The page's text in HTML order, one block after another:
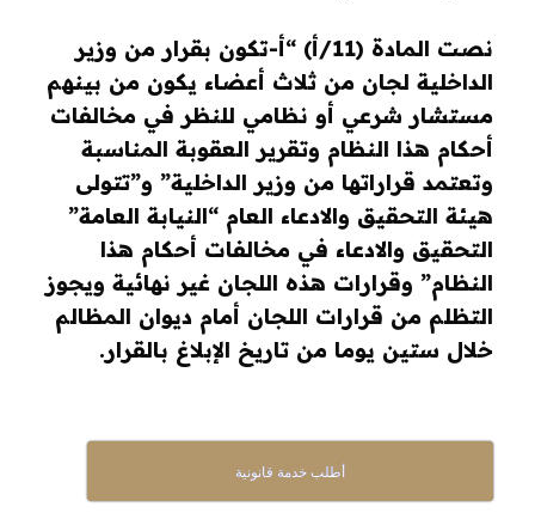
نصت المادة (11/أ) “أ-تكون بقرار من وزير
الداخلية لجان من ثلاث أعضاء يكون من بينهم
مستشار شرعي أو نظامي للنظر في مخالفات
أحكام هذا النظام وتقرير العقوبة المناسبة
وتعتمد قراراتها من وزير الداخلية” و”تتولى
هيئة التحقيق والادعاء العام “النيابة العامة”
التحقيق والادعاء في مخالفات أحكام هذا
النظام” وقرارات هذه اللجان غير نهائية ويجوز
التظلم من قرارات اللجان أمام ديوان المظالم
خلال ستين يوما من تاريخ الإبلاغ بالقرار.
أطلب خدمة قانونية